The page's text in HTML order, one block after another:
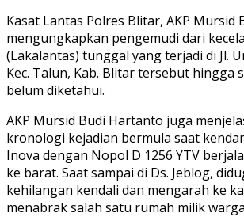
Kasat Lantas Polres Blitar, AKP Mursid
mengungkapkan pengemudi dari
(Lakalantas) tunggal yang terjadi di Jl.
Kec. Talun, Kab. Blitar tersebut hingga
belum diketahui.
AKP Mursid Budi Hartanto juga
kronologi kejadian bermula saat
Inova dengan Nopol D 1256 YTV
ke barat. Saat sampai di Ds. Jeblog,
kehilangan kendali dan mengarah ke
menabrak salah satu rumah milik